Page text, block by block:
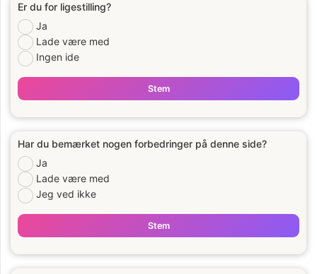
Er du for ligestilling?
Ja
Lade være med
Ingen ide
Stem
Har du bemærket nogen forbedringer på denne side?
Ja
Lade være med
Jeg ved ikke
Stem